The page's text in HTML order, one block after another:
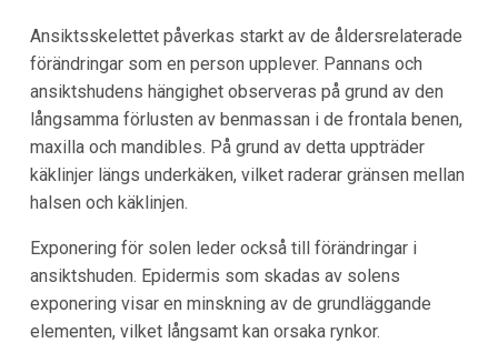
Ansiktsskelettet påverkas starkt av de åldersrelaterade
förändringar som en person upplever. Pannans och
ansiktshudens hängighet observeras på grund av den
långsamma förlusten av benmassan i de frontala benen,
maxilla och mandibles. På grund av detta uppträder
käklinjer längs underkäken, vilket raderar gränsen mellan
halsen och käklinjen.
Exponering för solen leder också till förändringar i
ansiktshuden. Epidermis som skadas av solens
exponering visar en minskning av de grundläggande
elementen, vilket långsamt kan orsaka rynkor.